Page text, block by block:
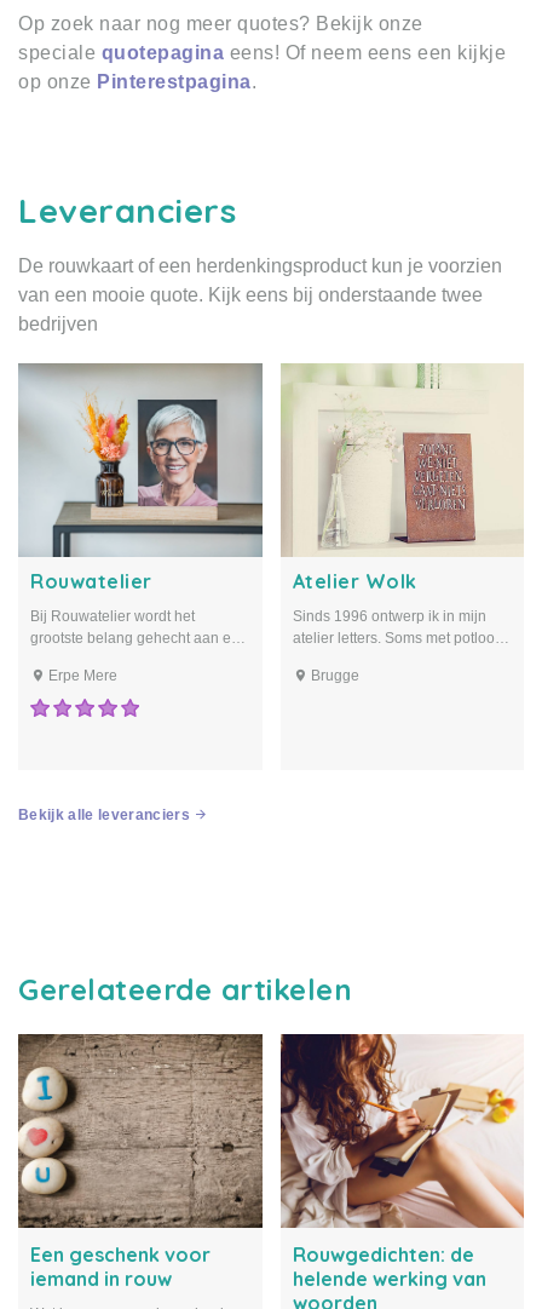
Op zoek naar nog meer quotes? Bekijk onze
speciale quotepagina eens! Of neem eens een kijkje
op onze Pinterestpagina.
Leveranciers
De rouwkaart of een herdenkingsproduct kun je voorzien
van een mooie quote. Kijk eens bij onderstaande twee
bedrijven
Rouwatelier
Bij Rouwatelier wordt het
grootste belang gehecht aan een
Angélique en haar team
proberen daartoe bij te dragen,
Erpe Mere
Atelier Wolk
Sinds 1996 ontwerp ik in mijn
atelier letters. Soms met potlood,
penseel en verf. Als
Brugge
Bekijk alle leveranciers
Gerelateerde artikelen
Een geschenk voor
iemand in rouw
Rouwgedichten: de
helende werking van
woorden